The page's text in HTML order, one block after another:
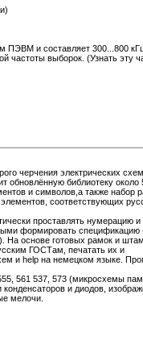
ПЭВМ и составляет 300...800
частоты выборок. (Узнать эту
черчения электрических
обновлённую библиотеку около
и символов,а также набор
соответствующих
проставлять нумерацию
формировать спецификацию
На основе готовых рамок и
ГОСТам, печатать их и
и help на немецком языке.
561 537, 573 (микросхемы
и диодов,
мелочи.